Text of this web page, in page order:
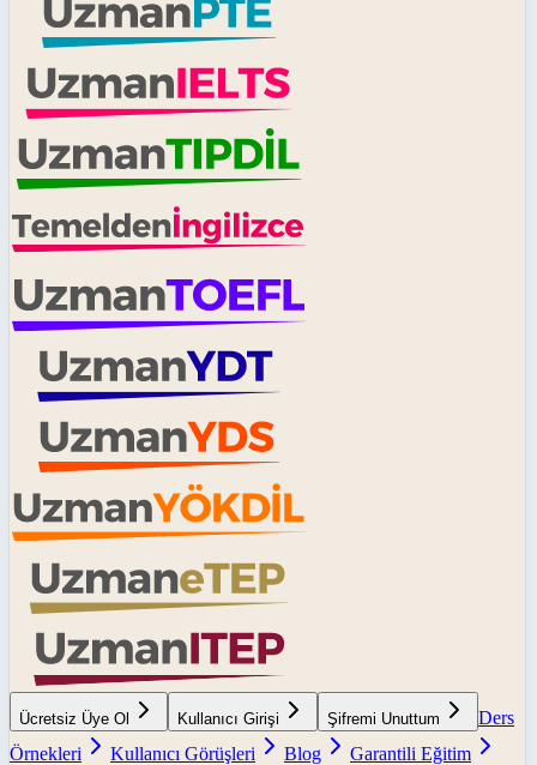
Ücretsiz Üye Ol Kullanıcı Girişi Şifremi Unuttum
Ders
Örnekleri
Kullanıcı Görüşleri Blog
Garantili Eğitim